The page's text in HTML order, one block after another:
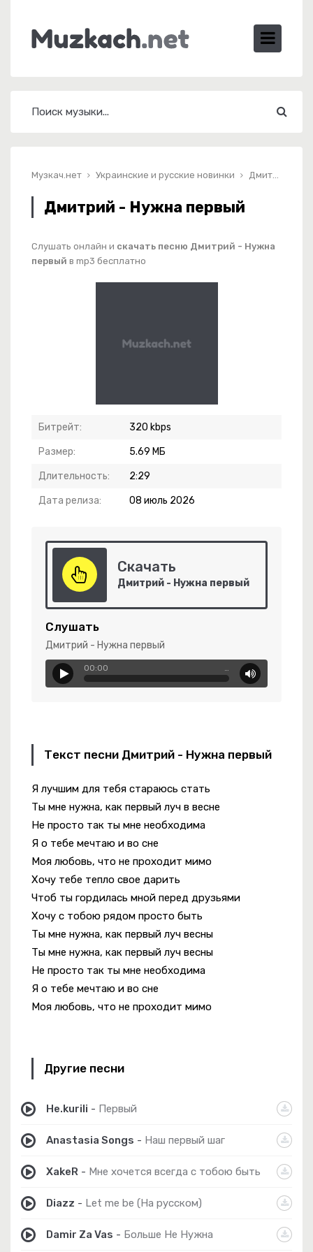
Музкач.нет Украинские и русские новинки Дмитрий - Нужна первый
Дмитрий - Нужна первый
Слушать онлайн и скачать песню Дмитрий - Нужна
первый в mp3 бесплатно
Битрейт: 320 kbps
Размер: 5.69 МБ
Длительность: 2:29
Дата релиза: 08 июль 2026
Скачать
Дмитрий - Нужна первый
Слушать
Дмитрий - Нужна первый
00:00 …
Текст песни Дмитрий - Нужна первый
Я лучшим для тебя стараюсь стать
Ты мне нужна, как первый луч в весне
Не просто так ты мне необходима
Я о тебе мечтаю и во сне
Моя любовь, что не проходит мимо
Хочу тебе тепло свое дарить
Чтоб ты гордилась мной перед друзьями
Хочу с тобою рядом просто быть
Ты мне нужна, как первый луч весны
Ты мне нужна, как первый луч весны
Не просто так ты мне необходима
Я о тебе мечтаю и во сне
Моя любовь, что не проходит мимо
Другие песни
Не.kurili - Первый
Anastasia Songs - Наш первый шаг
XakeR - Мне хочется всегда с тобою быть
Diazz - Let me be (На русском)
Damir Za Vas - Больше Не Нужна
Прости